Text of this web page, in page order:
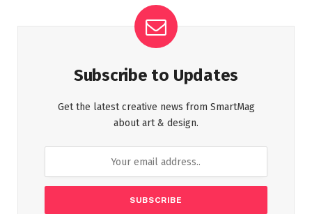
Subscribe to Updates
Get the latest creative news from SmartMag
about art & design.